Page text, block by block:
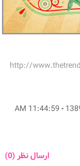
http://
-
11:44:59 AM
ارسال نظر (0)